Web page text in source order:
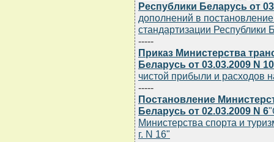
Республики Беларусь от
дополнений в
стандартизации Республики
-----
Приказ Министерства
Беларусь от 03.03.2009 N
чистой прибыли и расходов
-----
Постановление
Беларусь от 02.03.2009 N 6
Министерства спорта и
г. N 16"